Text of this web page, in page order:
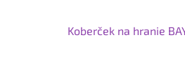
Koberček na hranie